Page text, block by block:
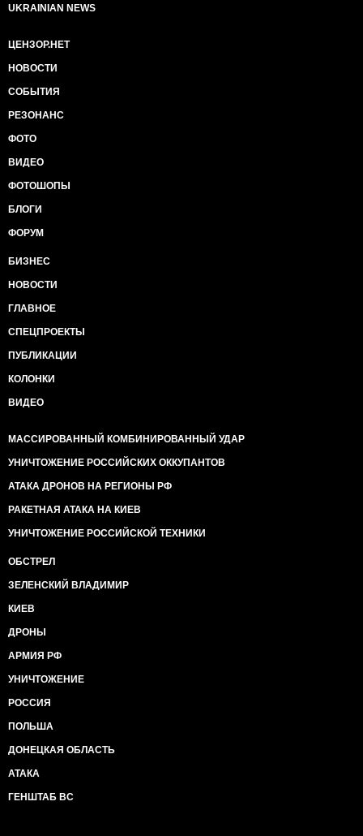
UKRAINIAN NEWS
ЦЕНЗОР.НЕТ
НОВОСТИ
СОБЫТИЯ
РЕЗОНАНС
ФОТО
ВИДЕО
ФОТОШОПЫ
БЛОГИ
ФОРУМ
БИЗНЕС
НОВОСТИ
ГЛАВНОЕ
СПЕЦПРОЕКТЫ
ПУБЛИКАЦИИ
КОЛОНКИ
ВИДЕО
МАССИРОВАННЫЙ КОМБИНИРОВАННЫЙ УДАР
УНИЧТОЖЕНИЕ РОССИЙСКИХ ОККУПАНТОВ
АТАКА ДРОНОВ НА РЕГИОНЫ РФ
РАКЕТНАЯ АТАКА НА КИЕВ
УНИЧТОЖЕНИЕ РОССИЙСКОЙ ТЕХНИКИ
ОБСТРЕЛ
ЗЕЛЕНСКИЙ ВЛАДИМИР
КИЕВ
ДРОНЫ
АРМИЯ РФ
УНИЧТОЖЕНИЕ
РОССИЯ
ПОЛЬША
ДОНЕЦКАЯ ОБЛАСТЬ
АТАКА
ГЕНШТАБ ВС